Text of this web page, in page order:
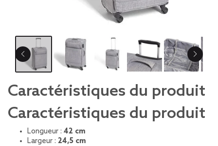
Caractéristiques du produit
Caractéristiques du produit
Longueur : 42 cm
Largeur : 24,5 cm